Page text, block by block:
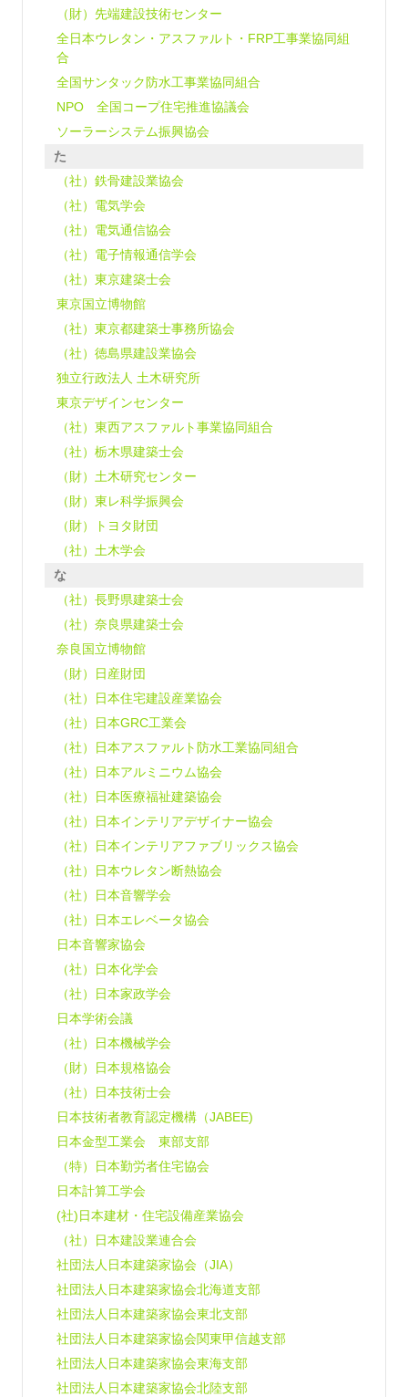
（財）先端建設技術センター
全日本ウレタン・アスファルト・FRP工事業協同組
合
全国サンタック防水工事業協同組合
NPO 全国コープ住宅推進協議会
ソーラーシステム振興協会
た
（社）鉄骨建設業協会
（社）電気学会
（社）電気通信協会
（社）電子情報通信学会
（社）東京建築士会
東京国立博物館
（社）東京都建築士事務所協会
（社）徳島県建設業協会
独立行政法人 土木研究所
東京デザインセンター
（社）東西アスファルト事業協同組合
（社）栃木県建築士会
（財）土木研究センター
（財）東レ科学振興会
（財）トヨタ財団
（社）土木学会
な
（社）長野県建築士会
（社）奈良県建築士会
奈良国立博物館
（財）日産財団
（社）日本住宅建設産業協会
（社）日本GRC工業会
（社）日本アスファルト防水工業協同組合
（社）日本アルミニウム協会
（社）日本医療福祉建築協会
（社）日本インテリアデザイナー協会
（社）日本インテリアファブリックス協会
（社）日本ウレタン断熱協会
（社）日本音響学会
（社）日本エレベータ協会
日本音響家協会
（社）日本化学会
（社）日本家政学会
日本学術会議
（社）日本機械学会
（財）日本規格協会
（社）日本技術士会
日本技術者教育認定機構（JABEE)
日本金型工業会 東部支部
（特）日本勤労者住宅協会
日本計算工学会
(社)日本建材・住宅設備産業協会
（社）日本建設業連合会
社団法人日本建築家協会（JIA）
社団法人日本建築家協会北海道支部
社団法人日本建築家協会東北支部
社団法人日本建築家協会関東甲信越支部
社団法人日本建築家協会東海支部
社団法人日本建築家協会北陸支部